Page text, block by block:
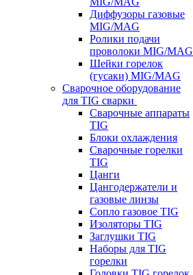
Диффузоры газовые
MIG/MAG
Ролики подачи
проволоки MIG/MAG
Шейки горелок
(гусаки) MIG/MAG
Сварочное оборудование
для TIG сварки
Сварочные аппараты
TIG
Блоки охлаждения
Сварочные горелки
TIG
Цанги
Цангодержатели и
газовые линзы
Сопло газовое TIG
Изоляторы TIG
Заглушки TIG
Наборы для TIG
горелки